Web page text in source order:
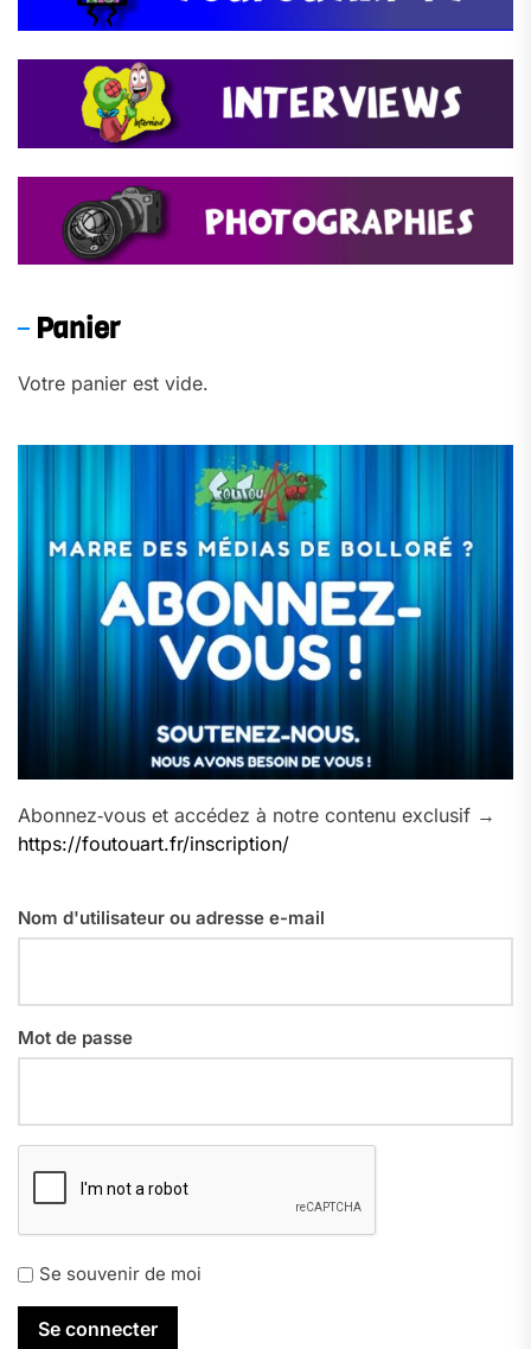
Panier
Votre panier est vide.
Abonnez‑vous et accédez à notre contenu exclusif →
https://foutouart.fr/inscription/
Nom d'utilisateur ou adresse e-mail
Mot de passe
Se souvenir de moi